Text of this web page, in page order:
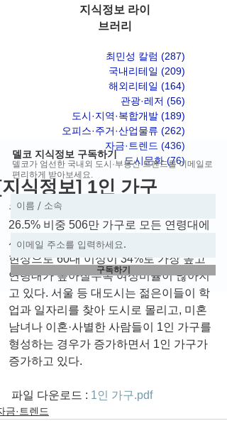
지식정보 라이
브러리
최민성 칼럼 (287)
국내리테일 (209)
해외리테일 (164)
관광·레저 (56)
도시·지역·복합개발 (189)
오피스·주거·산업물류 (262)
자금·트렌드 (436)
도시문화 (76)게시물 76
식정보] 1인 가구
우리나라 1인 가구가 전체 가구수의
26.5% 비중 506만 가구로 모든 연령대에
서 늘어나고 있는 추세이다. 특히 고령화
현상으로 60대 이상이 34%로 가장 높고
연령대가 높아질수록 여성비율이 많아지
고 있다. 서울 등 대도시는 젊은이들이 학
업과 일자리를 찾아 도시로 몰리고, 미혼
남녀나 이혼·사별한 사람들이 1인 가구를
형성하는 경우가 증가하면서 1인 가구가
증가하고 있다.
파일 다운로드 : 1인 가구.pdf
금·트렌드
델코 지식정보 구독하기
델코가 엄선한 국내외 도시·부동산 트렌드를 이메일로
편리하게 받아보세요.
구독하기